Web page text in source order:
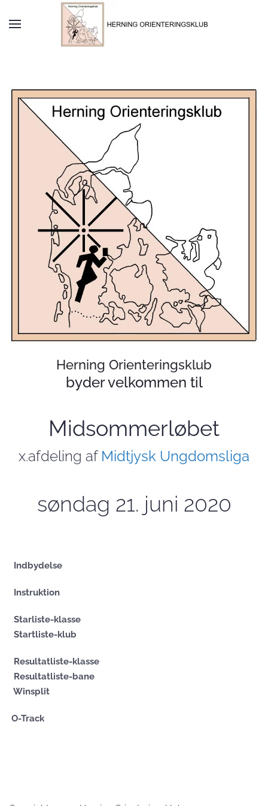
Skip to main content
Herning Orienteringsklub
byder velkommen til
Midsommerløbet
x.afdeling af Midtjysk Ungdomsliga
søndag 21. juni 2020
Indbydelse
Instruktion
Starliste-klasse
Startliste-klub
Resultatliste-klasse
Resultatliste-bane
Winsplit
O-Track